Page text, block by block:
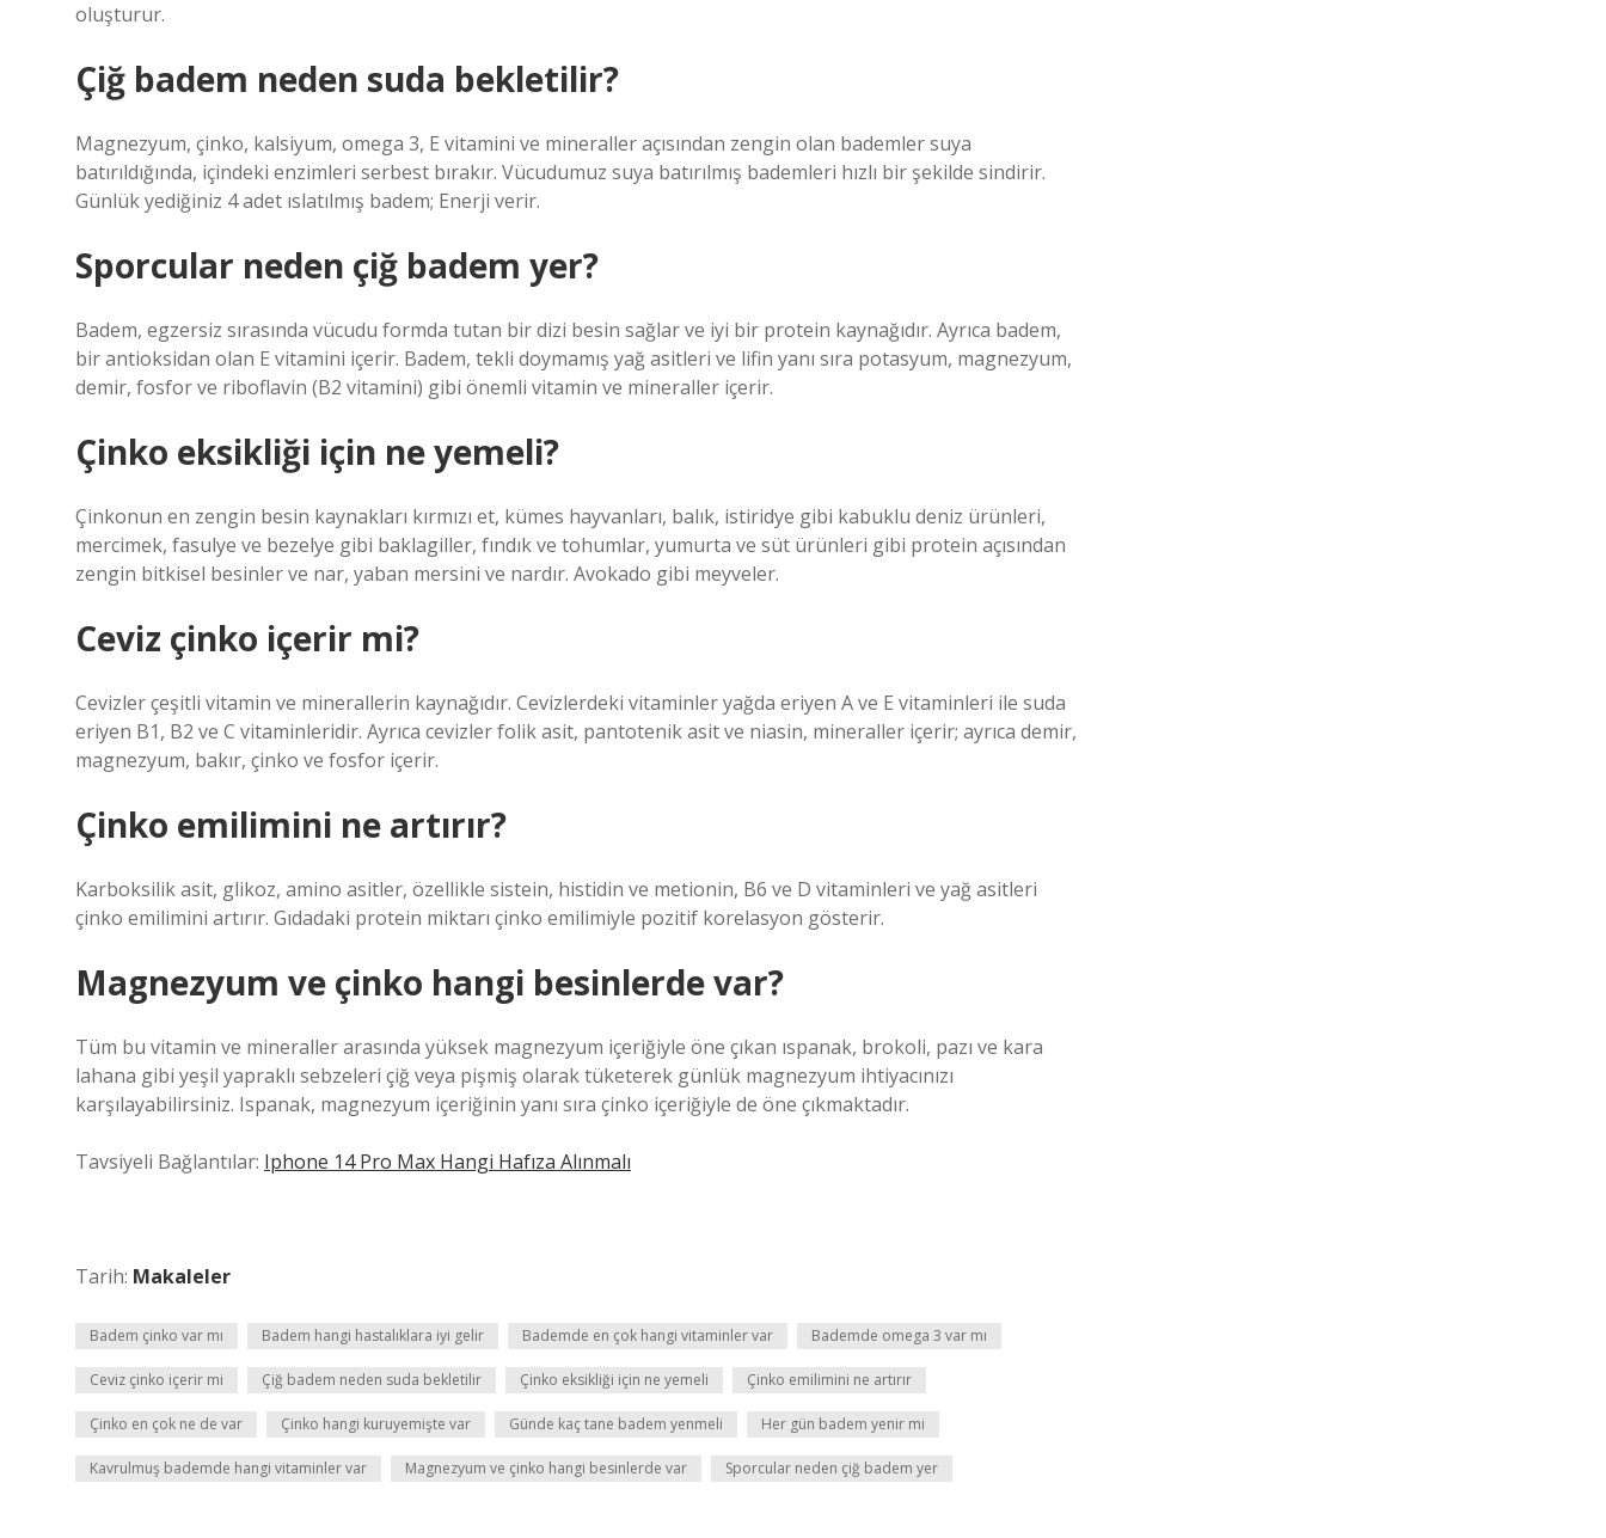
oluşturur.
Çiğ badem neden suda bekletilir?
Magnezyum, çinko, kalsiyum, omega 3, E vitamini ve mineraller açısından zengin olan bademler suya
batırıldığında, içindeki enzimleri serbest bırakır. Vücudumuz suya batırılmış bademleri hızlı bir şekilde sindirir.
Günlük yediğiniz 4 adet ıslatılmış badem; Enerji verir.
Sporcular neden çiğ badem yer?
Badem, egzersiz sırasında vücudu formda tutan bir dizi besin sağlar ve iyi bir protein kaynağıdır. Ayrıca badem,
bir antioksidan olan E vitamini içerir. Badem, tekli doymamış yağ asitleri ve lifin yanı sıra potasyum, magnezyum,
demir, fosfor ve riboflavin (B2 vitamini) gibi önemli vitamin ve mineraller içerir.
Çinko eksikliği için ne yemeli?
Çinkonun en zengin besin kaynakları kırmızı et, kümes hayvanları, balık, istiridye gibi kabuklu deniz ürünleri,
mercimek, fasulye ve bezelye gibi baklagiller, fındık ve tohumlar, yumurta ve süt ürünleri gibi protein açısından
zengin bitkisel besinler ve nar, yaban mersini ve nardır. Avokado gibi meyveler.
Ceviz çinko içerir mi?
Cevizler çeşitli vitamin ve minerallerin kaynağıdır. Cevizlerdeki vitaminler yağda eriyen A ve E vitaminleri ile suda
eriyen B1, B2 ve C vitaminleridir. Ayrıca cevizler folik asit, pantotenik asit ve niasin, mineraller içerir; ayrıca demir,
magnezyum, bakır, çinko ve fosfor içerir.
Çinko emilimini ne artırır?
Karboksilik asit, glikoz, amino asitler, özellikle sistein, histidin ve metionin, B6 ve D vitaminleri ve yağ asitleri
çinko emilimini artırır. Gıdadaki protein miktarı çinko emilimiyle pozitif korelasyon gösterir.
Magnezyum ve çinko hangi besinlerde var?
Tüm bu vitamin ve mineraller arasında yüksek magnezyum içeriğiyle öne çıkan ıspanak, brokoli, pazı ve kara
lahana gibi yeşil yapraklı sebzeleri çiğ veya pişmiş olarak tüketerek günlük magnezyum ihtiyacınızı
karşılayabilirsiniz. Ispanak, magnezyum içeriğinin yanı sıra çinko içeriğiyle de öne çıkmaktadır.
Tavsiyeli Bağlantılar: Iphone 14 Pro Max Hangi Hafıza Alınmalı
Tarih: Makaleler
Badem çinko var mı Badem hangi hastalıklara iyi gelir Bademde en çok hangi vitaminler var Bademde omega 3 var mı
Ceviz çinko içerir mi Çiğ badem neden suda bekletilir Çinko eksikliği için ne yemeli Çinko emilimini ne artırır
Çinko en çok ne de var Çinko hangi kuruyemişte var Günde kaç tane badem yenmeli Her gün badem yenir mi
Kavrulmuş bademde hangi vitaminler var Magnezyum ve çinko hangi besinlerde var Sporcular neden çiğ badem yer